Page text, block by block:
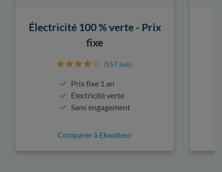
Électricité 100 % verte - Prix
fixe
(557 avis)
Prix fixe 1 an
Électricité verte
Sans engagement
Comparer à Ekwateur